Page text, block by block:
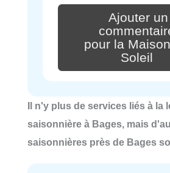
Ajouter un
pour la
Soleil
Il n'y plus de services liés à la
saisonnière à Bages, mais
saisonnières près de Bages